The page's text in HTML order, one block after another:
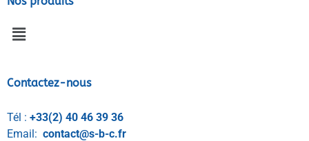
Contactez-nous
Tél : +33(2) 40 46 39 36
Email: contact@s-b-c.fr